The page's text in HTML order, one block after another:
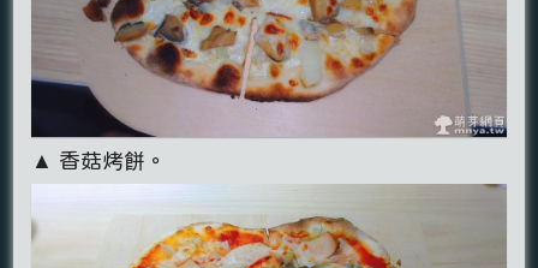
▲ 香菇烤餅。